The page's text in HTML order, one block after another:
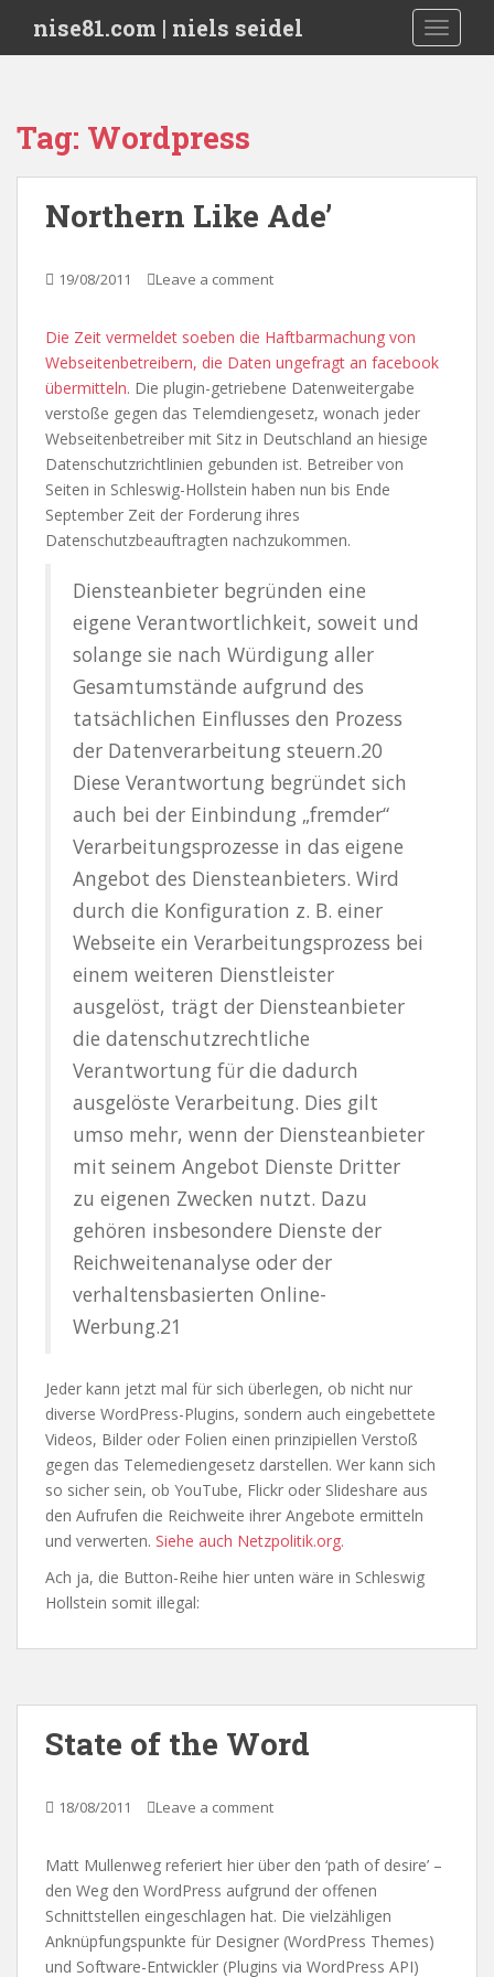
i
nise81.com | niels seidel
Tag: Wordpress
Northern Like Ade’
19/08/2011 Leave a comment
Die Zeit vermeldet soeben die Haftbarmachung von
Webseitenbetreibern, die Daten ungefragt an facebook
übermitteln. Die plugin-getriebene Datenweitergabe
verstoße gegen das Telemdiengesetz, wonach jeder
Webseitenbetreiber mit Sitz in Deutschland an hiesige
Datenschutzrichtlinien gebunden ist. Betreiber von
Seiten in Schleswig-Hollstein haben nun bis Ende
September Zeit der Forderung ihres
Datenschutzbeauftragten nachzukommen.
Diensteanbieter begründen eine
eigene Verantwortlichkeit, soweit und
solange sie nach Würdigung aller
Gesamtumstände aufgrund des
tatsächlichen Einflusses den Prozess
der Datenverarbeitung steuern.20
Diese Verantwortung begründet sich
auch bei der Einbindung „fremder“
Verarbeitungsprozesse in das eigene
Angebot des Diensteanbieters. Wird
durch die Konfiguration z. B. einer
Webseite ein Verarbeitungsprozess bei
einem weiteren Dienstleister
ausgelöst, trägt der Diensteanbieter
die datenschutzrechtliche
Verantwortung für die dadurch
ausgelöste Verarbeitung. Dies gilt
umso mehr, wenn der Diensteanbieter
mit seinem Angebot Dienste Dritter
zu eigenen Zwecken nutzt. Dazu
gehören insbesondere Dienste der
Reichweitenanalyse oder der
verhaltensbasierten Online-
Werbung.21
Jeder kann jetzt mal für sich überlegen, ob nicht nur
diverse WordPress-Plugins, sondern auch eingebettete
Videos, Bilder oder Folien einen prinzipiellen Verstoß
gegen das Telemediengesetz darstellen. Wer kann sich
so sicher sein, ob YouTube, Flickr oder Slideshare aus
den Aufrufen die Reichweite ihrer Angebote ermitteln
und verwerten. Siehe auch Netzpolitik.org.
Ach ja, die Button-Reihe hier unten wäre in Schleswig
Hollstein somit illegal:
State of the Word
18/08/2011 Leave a comment
Matt Mullenweg referiert hier über den ‘path of desire’ –
den Weg den WordPress aufgrund der offenen
Schnittstellen eingeschlagen hat. Die vielzähligen
Anknüpfungspunkte für Designer (WordPress Themes)
und Software-Entwickler (Plugins via WordPress API)